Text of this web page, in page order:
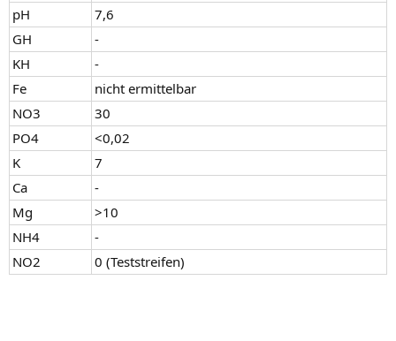
pH
7,6
GH
-
KH
-
Fe
nicht ermittelbar
NO3
30
PO4
<0,02
K
7
Ca
-
Mg
>10
NH4
-
NO2
0 (Teststreifen)